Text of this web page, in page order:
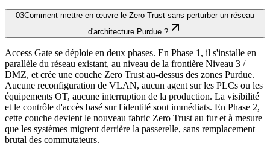
03Comment mettre en œuvre le Zero Trust sans perturber un réseau
d'architecture Purdue ?
Access Gate se déploie en deux phases. En Phase 1, il s'installe en
parallèle du réseau existant, au niveau de la frontière Niveau 3 /
DMZ, et crée une couche Zero Trust au-dessus des zones Purdue.
Aucune reconfiguration de VLAN, aucun agent sur les PLCs ou les
équipements OT, aucune interruption de la production. La visibilité
et le contrôle d'accès basé sur l'identité sont immédiats. En Phase 2,
cette couche devient le nouveau fabric Zero Trust au fur et à mesure
que les systèmes migrent derrière la passerelle, sans remplacement
brutal des commutateurs.